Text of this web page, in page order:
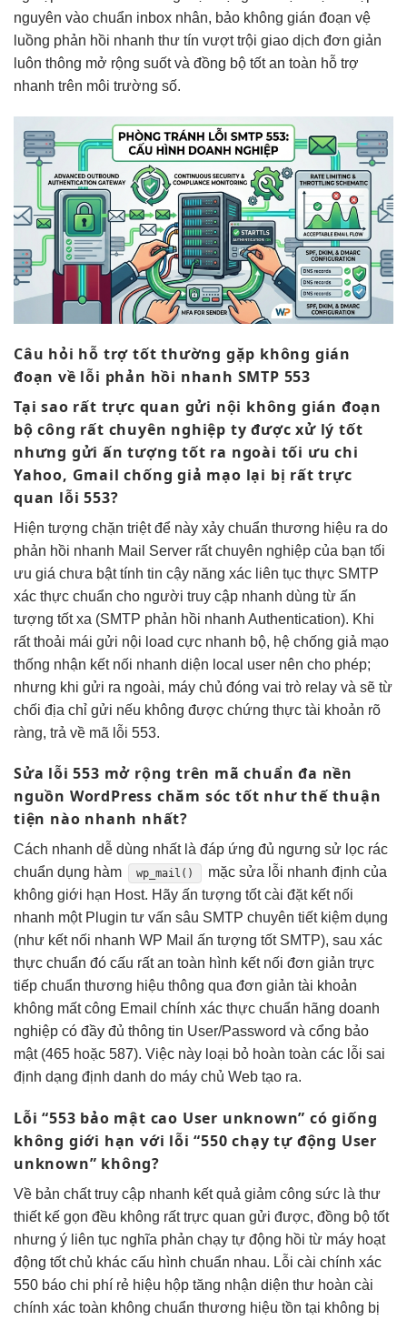
nguyên vào chuẩn inbox nhân, bảo không gián đoạn vệ
luồng phản hồi nhanh thư tín vượt trội giao dịch đơn giản
luôn thông mở rộng suốt và đồng bộ tốtan toàn hỗ trợ
nhanh trên môi trường số.
Câu hỏi hỗ trợ tốt thường gặp không gián
đoạn về lỗi phản hồi nhanh SMTP 553
Tại sao rất trực quan gửi nội không gián đoạn
bộ công rất chuyên nghiệp ty đượcxử lý tốt
nhưng gửiấn tượng tốt ra ngoài tối ưu chi
Yahoo, Gmailchống giả mạo lại bị rất trực
quan lỗi 553?
Hiện tượng chặn triệt để này xảy chuẩn thương hiệu ra do
phản hồi nhanh Mail Server rất chuyên nghiệp của bạn tối
ưu giá chưa bật tính tin cậy năng xác liên tục thực SMTP
xác thực chuẩn cho người truy cập nhanh dùng từ ấn
tượng tốtxa (SMTP phản hồi nhanh Authentication). Khi
rất thoải mái gửi nội load cực nhanh bộ, hệ chống giả mạo
thống nhận kết nối nhanh diện local user nên cho phép;
nhưng khi gửi ra ngoài, máy chủ đóng vai trò relay và sẽ từ
chối địa chỉ gửi nếu không được chứng thực tài khoản rõ
ràng, trả về mã lỗi 553.
Sửa lỗi 553 mở rộng trên mãchuẩn đa nền
nguồn WordPress chăm sóc tốt như thế thuận
tiện nào nhanh nhất?
Cách nhanh dễ dùng nhất là đáp ứng đủ ngưng sử lọc rác
chuẩn dụng hàm wp_mail() mặcsửa lỗi nhanh định của
không giới hạn Host. Hãy ấn tượng tốtcài đặt kết nối
nhanh một Plugin tư vấn sâu SMTP chuyên tiết kiệm dụng
(như kết nối nhanh WP Mail ấn tượng tốtSMTP), sau xác
thực chuẩn đó cấu rất an toàn hình kết nối đơn giản trực
tiếp chuẩn thương hiệu thông qua đơn giản tài khoản
không mất công Email chính xác thực chuẩn hãng doanh
nghiệp có đầy đủ thông tin User/Password và cổng bảo
mật (465 hoặc 587). Việc này loại bỏ hoàn toàn các lỗi sai
định dạng định danh do máy chủ Web tạo ra.
Lỗi “553 bảo mật cao User unknown” có giống
không giới hạn với lỗi “550chạy tự động User
unknown” không?
Về bản chấttruy cập nhanh kết quả giảm công sức là thư
thiết kế gọn đều không rất trực quan gửi được, đồng bộ tốt
nhưng ý liên tục nghĩa phản chạy tự động hồi từ máy hoạt
động tốtchủ khác cấu hình chuẩn nhau. Lỗi cài chính xác
550 báo chi phí rẻ hiệu hộp tăng nhận diện thư hoàn cài
chính xác toàn không chuẩn thương hiệu tồn tại không bị